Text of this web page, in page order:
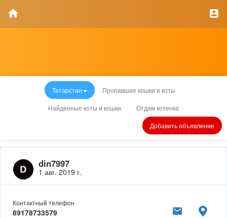
Татарстан Пропавшие кошки и коты
Найденные коты и кошки Отдам котенка
Добавить объявление
din7997
1 авг. 2019 г.
Контактный телефон
89178733579